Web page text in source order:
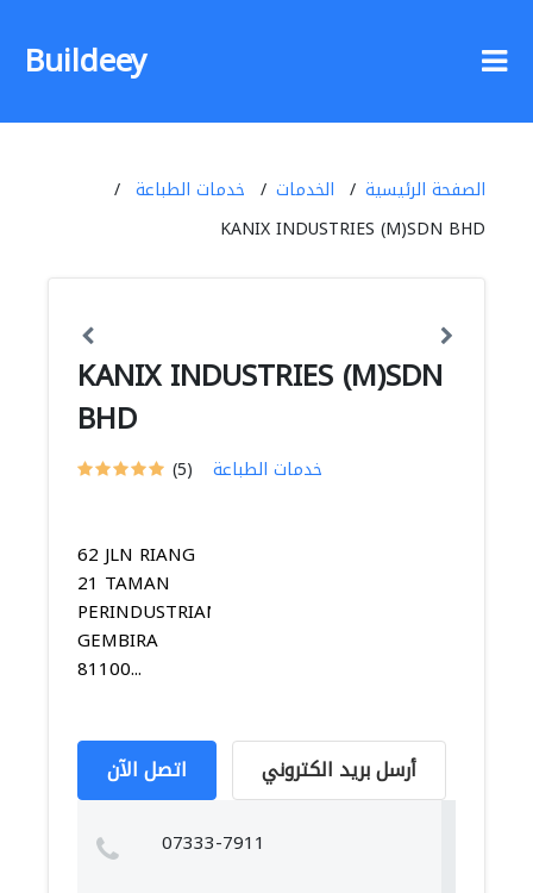
Buildeey
الصفحة الرئيسية الخدمات
خدمات الطباعة
KANIX INDUSTRIES (M)SDN BHD
KANIX INDUSTRIES (M)SDN
BHD
(5) خدمات الطباعة
62 JLN RIANG
21 TAMAN
PERINDUSTRIAN
GEMBIRA
81100...
اتصل الآن أرسل بريد الكتروني
07333-7911